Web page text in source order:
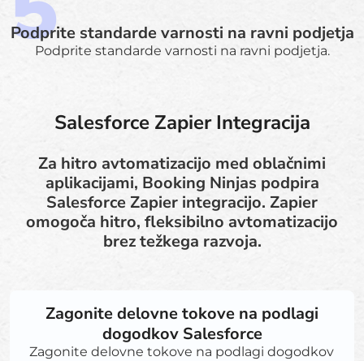
Podprite standarde varnosti na ravni podjetja
Podprite standarde varnosti na ravni podjetja.
Salesforce Zapier Integracija
Za hitro avtomatizacijo med oblačnimi
aplikacijami, Booking Ninjas podpira
Salesforce Zapier integracijo. Zapier
omogoča hitro, fleksibilno avtomatizacijo
brez težkega razvoja.
Zagonite delovne tokove na podlagi
dogodkov Salesforce
Zagonite delovne tokove na podlagi dogodkov